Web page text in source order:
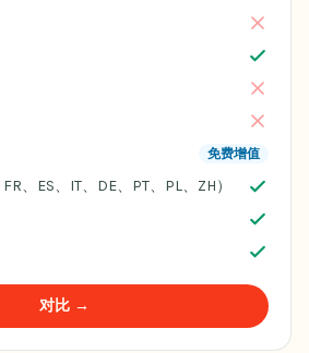
免费增值
、ES、IT、DE、PT、PL、ZH）
对比 →